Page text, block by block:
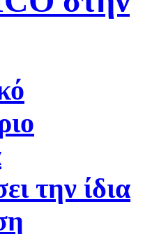
την ίδια